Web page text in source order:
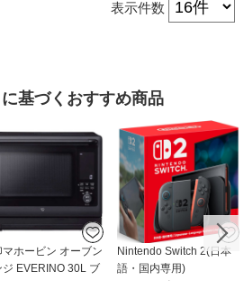
表示件数
基づくおすすめ商品
マホービン オーブン
ジ EVERINO 30L ブ
Nintendo Switch 2(日本
語・国内専用)